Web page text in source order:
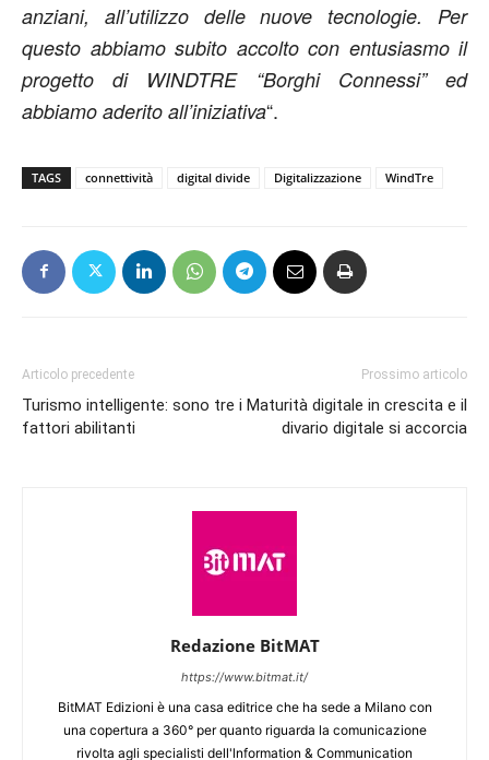
anziani, all’utilizzo delle nuove tecnologie. Per
questo abbiamo subito accolto con entusiasmo il
progetto di WINDTRE “Borghi Connessi” ed
abbiamo aderito all’iniziativa“.
TAGS connettività digital divide Digitalizzazione WindTre
Articolo precedente
Turismo intelligente: sono tre i
fattori abilitanti
Prossimo articolo
Maturità digitale in crescita e il
divario digitale si accorcia
Redazione BitMAT
https://www.bitmat.it/
BitMAT Edizioni è una casa editrice che ha sede a Milano con
una copertura a 360° per quanto riguarda la comunicazione
rivolta agli specialisti dell'lnformation & Communication